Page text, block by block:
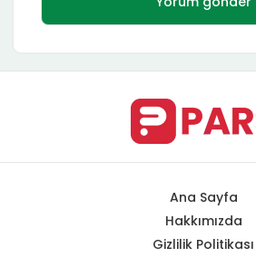
Ana Sayfa
Hakkımızda
Gizlilik Politikası